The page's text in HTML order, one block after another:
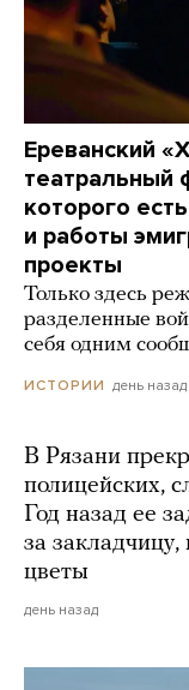
Ереванский
театральный
которого
и работы
проекты
Только здесь
разделенные
себя одним
ИСТОРИИ день назад
В Рязани
полицейских,
Год назад ее
за
цветы
день назад